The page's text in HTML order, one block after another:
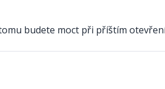
budete moct při příštím